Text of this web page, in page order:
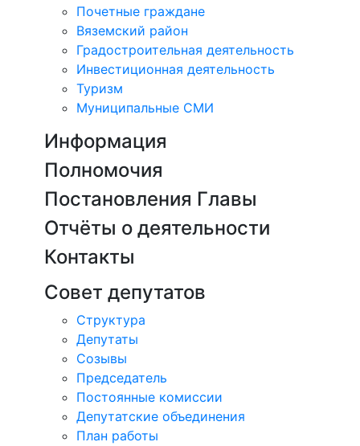
Почетные граждане
Вяземский район
Градостроительная деятельность
Инвестиционная деятельность
Туризм
Муниципальные СМИ
Информация
Полномочия
Постановления Главы
Отчёты о деятельности
Контакты
Совет депутатов
Структура
Депутаты
Созывы
Председатель
Постоянные комиссии
Депутатские объединения
План работы